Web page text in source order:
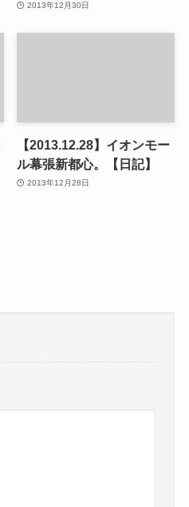
2013年12月30日
【2013.12.28】イオンモー
ル幕張新都心。【日記】
2013年12月28日